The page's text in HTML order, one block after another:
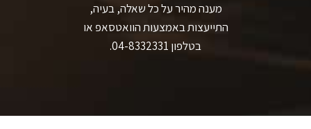
מענה מהיר על כל שאלה, בעיה,
התייעצות באמצעות הוואטסאפ או
בטלפון 04-8332331.